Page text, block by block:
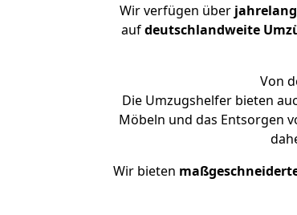
Wir verfügen über
aufdeutschlandweite
Von
Die Umzugshelfer bieten
Möbeln und das Entsorgen
Wir bieten